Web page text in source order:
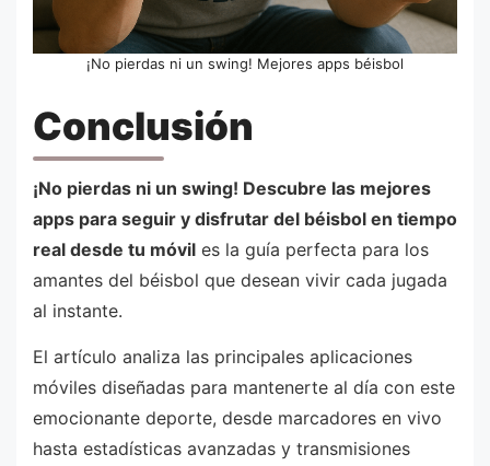
¡No pierdas ni un swing! Mejores apps béisbol
Conclusión
¡No pierdas ni un swing! Descubre las mejores
apps para seguir y disfrutar del béisbol en tiempo
real desde tu móvil es la guía perfecta para los
amantes del béisbol que desean vivir cada jugada
al instante.
El artículo analiza las principales aplicaciones
móviles diseñadas para mantenerte al día con este
emocionante deporte, desde marcadores en vivo
hasta estadísticas avanzadas y transmisiones